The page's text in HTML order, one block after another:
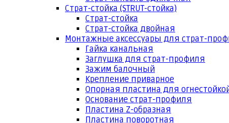
Страт-стойка (STRUT-стойка)
Страт-стойка
Страт-стойка двойная
Монтажные аксессуары для страт-
Гайка канальная
Заглушка для страт-профиля
Зажим балочный
Крепление приварное
Опорная пластина для
Основание страт-профиля
Пластина Z-образная
Пластина поворотная